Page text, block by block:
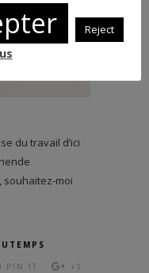
du travail d’ici
souhaitez-moi
PIN IT +1
Reject